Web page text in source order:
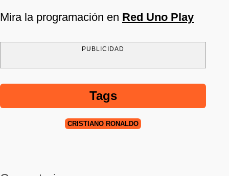
Mira la programación en Red Uno Play
PUBLICIDAD
Tags
CRISTIANO RONALDO